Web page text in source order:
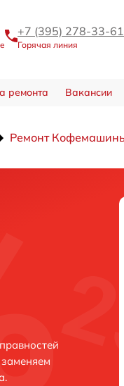
+7 (395) 278-33-61
Горячая линия
ремонта Вакансии
Ремонт